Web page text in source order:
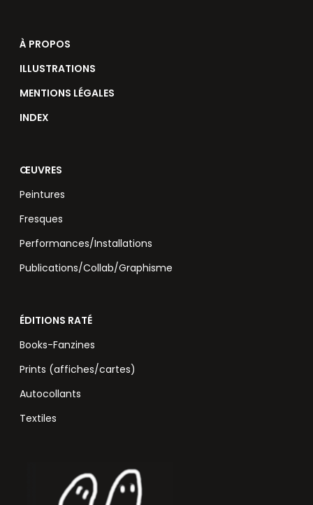
À PROPOS
ILLUSTRATIONS
MENTIONS LÉGALES
INDEX
ŒUVRES
Peintures
Fresques
Performances/Installations
Publications/Collab/Graphisme
ÉDITIONS RATÉ
Books-Fanzines
Prints (affiches/cartes)
Autocollants
Textiles